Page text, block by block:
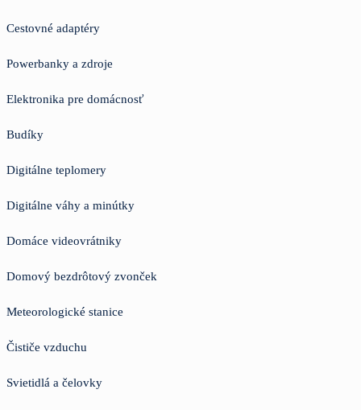
Cestovné adaptéry
Powerbanky a zdroje
Elektronika pre domácnosť
Budíky
Digitálne teplomery
Digitálne váhy a minútky
Domáce videovrátniky
Domový bezdrôtový zvonček
Meteorologické stanice
Čističe vzduchu
Svietidlá a čelovky